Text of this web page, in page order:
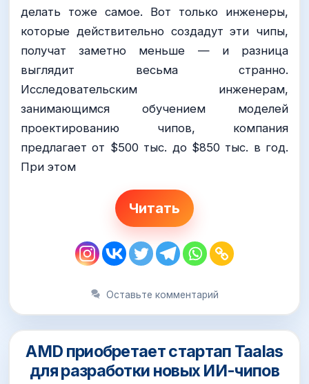
делать тоже самое. Вот только инженеры,
которые действительно создадут эти чипы,
получат заметно меньше — и разница
выглядит весьма странно.
Исследовательским инженерам,
занимающимся обучением моделей
проектированию чипов, компания
предлагает от $500 тыс. до $850 тыс. в год.
При этом
Читать
Оставьте комментарий
AMD приобретает стартап Taalas
для разработки новых ИИ-чипов